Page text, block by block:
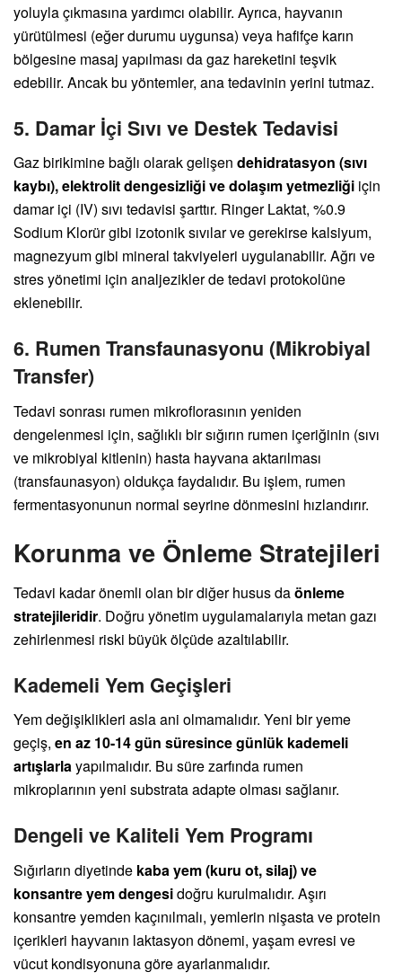
yoluyla çıkmasına yardımcı olabilir. Ayrıca, hayvanın
yürütülmesi (eğer durumu uygunsa) veya hafifçe karın
bölgesine masaj yapılması da gaz hareketini teşvik
edebilir. Ancak bu yöntemler, ana tedavinin yerini tutmaz.
5. Damar İçi Sıvı ve Destek Tedavisi
Gaz birikimine bağlı olarak gelişen dehidratasyon (sıvı
kaybı), elektrolit dengesizliği ve dolaşım yetmezliği için
damar içi (IV) sıvı tedavisi şarttır. Ringer Laktat, %0.9
Sodium Klorür gibi izotonik sıvılar ve gerekirse kalsiyum,
magnezyum gibi mineral takviyeleri uygulanabilir. Ağrı ve
stres yönetimi için analjezikler de tedavi protokolüne
eklenebilir.
6. Rumen Transfaunasyonu (Mikrobiyal
Transfer)
Tedavi sonrası rumen mikroflorasının yeniden
dengelenmesi için, sağlıklı bir sığırın rumen içeriğinin (sıvı
ve mikrobiyal kitlenin) hasta hayvana aktarılması
(transfaunasyon) oldukça faydalıdır. Bu işlem, rumen
fermentasyonunun normal seyrine dönmesini hızlandırır.
Korunma ve Önleme Stratejileri
Tedavi kadar önemli olan bir diğer husus daönleme
stratejileridir. Doğru yönetim uygulamalarıyla metan gazı
zehirlenmesi riski büyük ölçüde azaltılabilir.
Kademeli Yem Geçişleri
Yem değişiklikleri asla ani olmamalıdır. Yeni bir yeme
geçiş, en az 10-14 gün süresince günlük kademeli
artışlarlayapılmalıdır. Bu süre zarfında rumen
mikroplarının yeni substrata adapte olması sağlanır.
Dengeli ve Kaliteli Yem Programı
Sığırların diyetinde kaba yem (kuru ot, silaj) ve
konsantre yem dengesidoğru kurulmalıdır. Aşırı
konsantre yemden kaçınılmalı, yemlerin nişasta ve protein
içerikleri hayvanın laktasyon dönemi, yaşam evresi ve
vücut kondisyonuna göre ayarlanmalıdır.